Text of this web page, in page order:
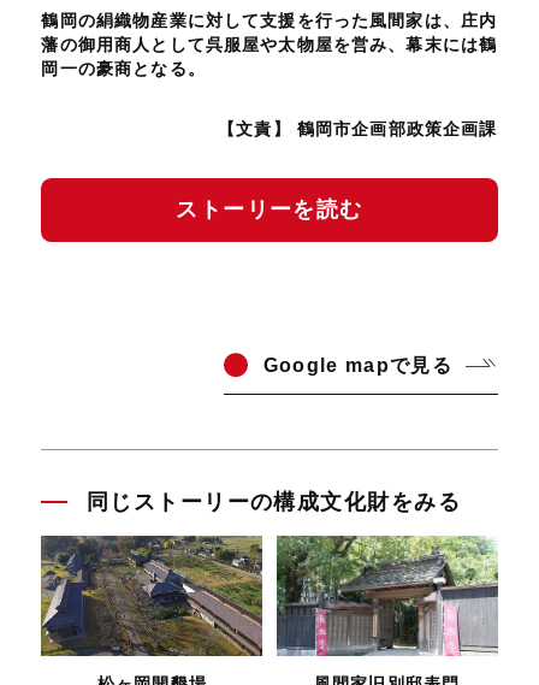
鶴岡の絹織物産業に対して支援を行った風間家は、庄内
藩の御用商人として呉服屋や太物屋を営み、幕末には鶴
岡一の豪商となる。
【文責】 鶴岡市企画部政策企画課
ストーリーを読む
Google mapで見る
同じストーリーの構成文化財をみる